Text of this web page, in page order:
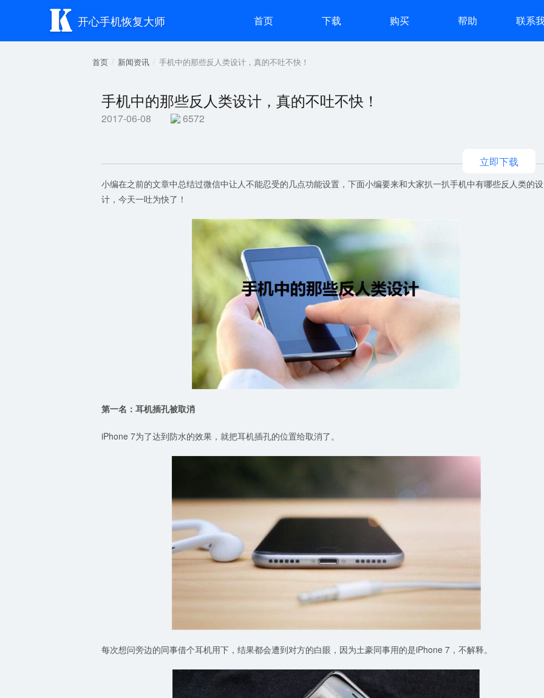
 开心手机恢复大师 首页 下载 购买 帮助 联系
首页 新闻资讯 手机中的那些反人类设计，真的不吐不快！
手机中的那些反人类设计，真的不吐不快！
2017-06-08 6572
立即下载
小编在之前的文章中总结过微信中让人不能忍受的几点功能设置，下面小编要来和大家扒一扒手机中有哪些反人类的设
计，今天一吐为快了！
第一名：耳机插孔被取消
iPhone 7为了达到防水的效果，就把耳机插孔的位置给取消了。
每次想问旁边的同事借个耳机用下，结果都会遭到对方的白眼，因为土豪同事用的是iPhone 7，不解释。